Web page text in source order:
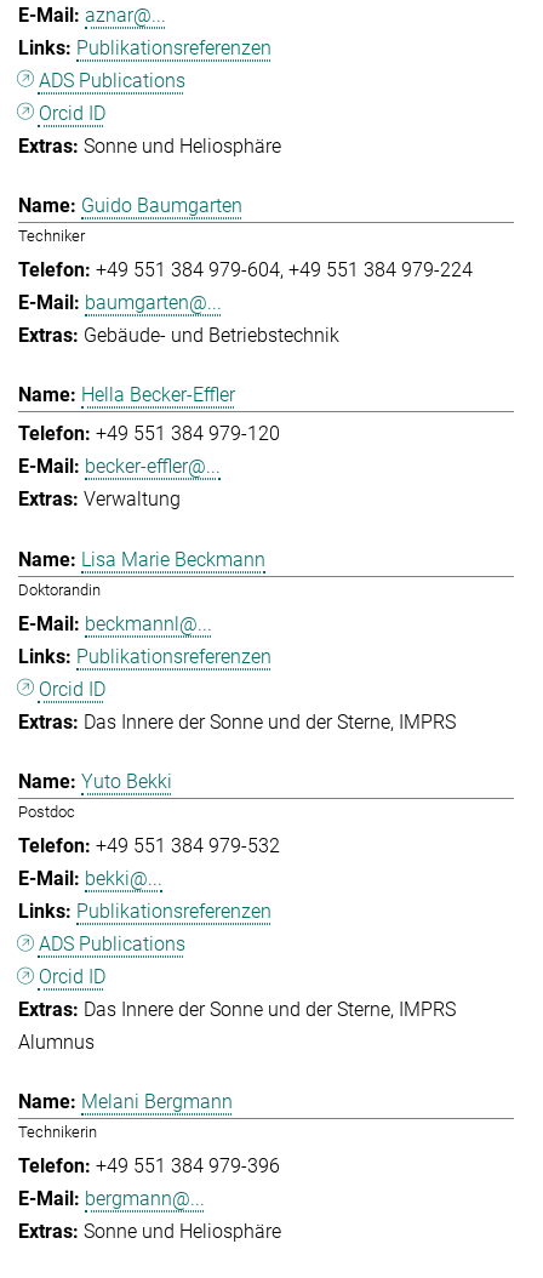
aznar@...
Publikationsreferenzen
ADS Publications
Orcid ID
Sonne und Heliosphäre
Guido Baumgarten
Techniker
+49 551 384 979-604 +49 551 384 979-224
baumgarten@...
Gebäude- und Betriebstechnik
Hella Becker-Effler
+49 551 384 979-120
becker-effler@...
Verwaltung
Lisa Marie Beckmann
Doktorandin
beckmannl@...
Publikationsreferenzen
Orcid ID
Das Innere der Sonne und der Sterne IMPRS
Yuto Bekki
Postdoc
+49 551 384 979-532
bekki@...
Publikationsreferenzen
ADS Publications
Orcid ID
Das Innere der Sonne und der Sterne IMPRS
Alumnus
Melani Bergmann
Technikerin
+49 551 384 979-396
bergmann@...
Sonne und Heliosphäre